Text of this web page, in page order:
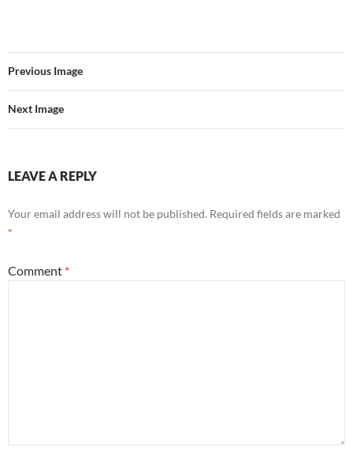
Previous Image
Next Image
LEAVE A REPLY
Your email address will not be published. Required fields are marked
*
Comment *